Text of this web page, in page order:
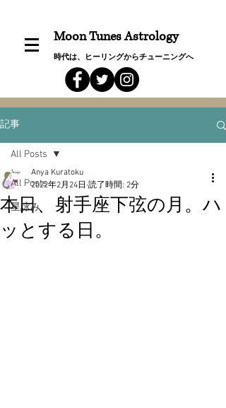
Moon Tunes Astrology
時代は、ヒーリングからチューニングへ
記事
All Posts
星詠み
All Posts
本日、射手座下弦の月。ハ
ッとする日。
Anya Kuratoku
2022年2月24日 読了時間: 2分